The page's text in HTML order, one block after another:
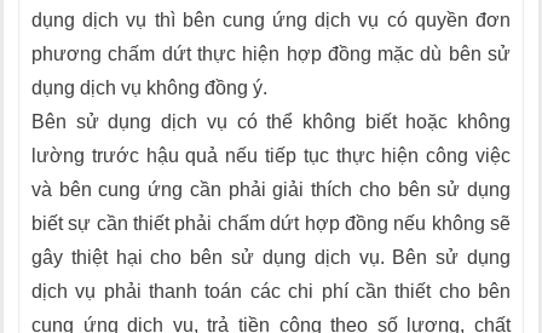
dụng dịch vụ thì bên cung ứng dịch vụ có quyền đơn
phương chấm dứt thực hiện hợp đồng mặc dù bên sử
dụng dịch vụ không đồng ý.
Bên sử dụng dịch vụ có thể không biết hoặc không
lường trước hậu quả nếu tiếp tục thực hiện công việc
và bên cung ứng cần phải giải thích cho bên sử dụng
biết sự cần thiết phải chấm dứt hợp đồng nếu không sẽ
gây thiệt hại cho bên sử dụng dịch vụ. Bên sử dụng
dịch vụ phải thanh toán các chi phí cần thiết cho bên
cung ứng dịch vụ, trả tiền công theo số lượng, chất